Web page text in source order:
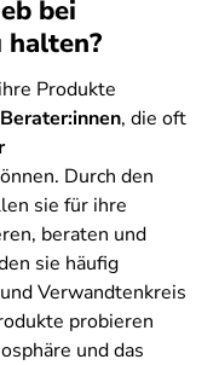
bei
halten?
Produkte
, die oft
Durch den
sie für ihre
beraten und
sie häufig
Verwandtenkreis
probieren
und das